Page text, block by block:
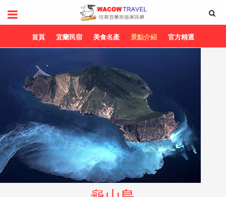
首頁 宜蘭民宿 美食名產 景點介紹 官方精選